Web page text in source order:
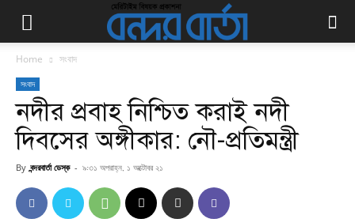
Home সংবাদ
সংবাদ
নদীর প্রবাহ নিশ্চিত করাই নদী
দিবসের অঙ্গীকার: নৌ-প্রতিমন্ত্রী
By বন্দরবার্তা ডেস্ক - ৯:৩১ অপরাহ্ন, ১ অক্টোবর ২১